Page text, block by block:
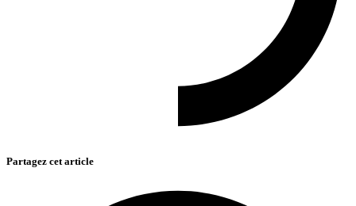
Partagez cet article